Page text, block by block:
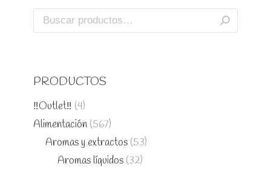
PRODUCTOS
‼️Outlet‼️ (4)
Alimentación (567)
Aromas y extractos (53)
Aromas líquidos (32)